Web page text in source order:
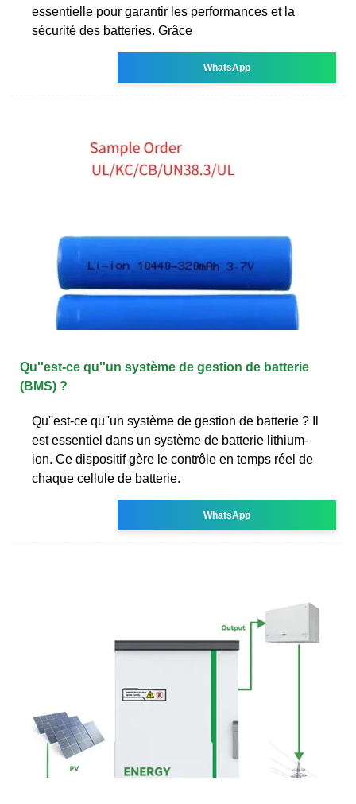
essentielle pour garantir les performances et la
sécurité des batteries. Grâce
WhatsApp
Qu''est-ce qu''un système de gestion de batterie
(BMS) ?
Qu''est-ce qu''un système de gestion de batterie ? Il
est essentiel dans un système de batterie lithium-
ion. Ce dispositif gère le contrôle en temps réel de
chaque cellule de batterie.
WhatsApp